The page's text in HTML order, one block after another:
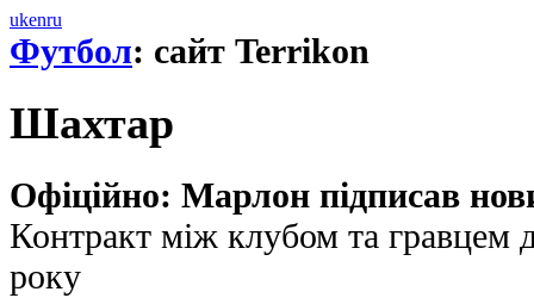
ukenru
Футбол: сайт Terrikon
Шахтар
Офіційно: Марлон підписав
Контракт між клубом та гравцем
року